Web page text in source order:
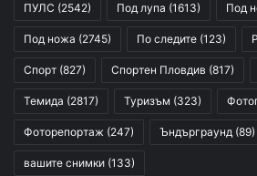
ПУЛС (2542) Под лупа (1613) Под
Под ножа (2745) По следите (123)
Спорт (827) Спортен Пловдив (817)
Темида (2817) Туризъм (323)
Фоторепортаж (247) Ъндърграунд (89)
вашите снимки (133)